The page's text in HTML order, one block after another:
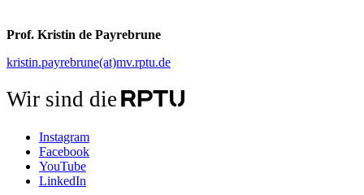
Prof. Kristin de Payrebrune
kristin.payrebrune(at)mv.rptu.de
Wir sind die
Instagram
Facebook
YouTube
LinkedIn